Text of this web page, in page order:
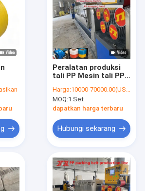
Peralatan produksi
tali PP Mesin tali PP
strapping otomatis
Harga:10000-70000.00(USD)
MOQ:1 Set
dapatkan harga terbaru
Hubungi sekarang